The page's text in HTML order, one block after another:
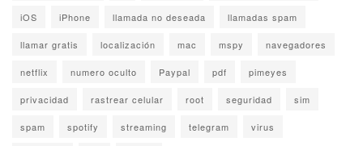
iOS iPhone llamada no deseada llamadas spam
llamar gratis localización mac mspy navegadores
netflix numero oculto Paypal pdf pimeyes
privacidad rastrear celular root seguridad sim
spam spotify streaming telegram virus